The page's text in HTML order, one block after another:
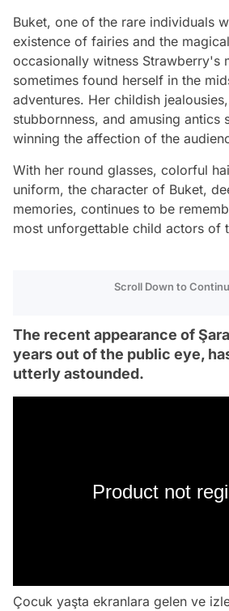
Buket, one of the rare individuals
existence of fairies and the
occasionally witness Strawberry's
sometimes found herself in the
adventures. Her childish
stubbornness, and amusing antics
winning the affection of the
With her round glasses, colorful
uniform, the character of Buket,
memories, continues to be
most unforgettable child actors of
Scroll Down to
The recent appearance of
years out of the public eye,
utterly astounded.
Product not
Çocuk yaşta ekranlara gelen ve